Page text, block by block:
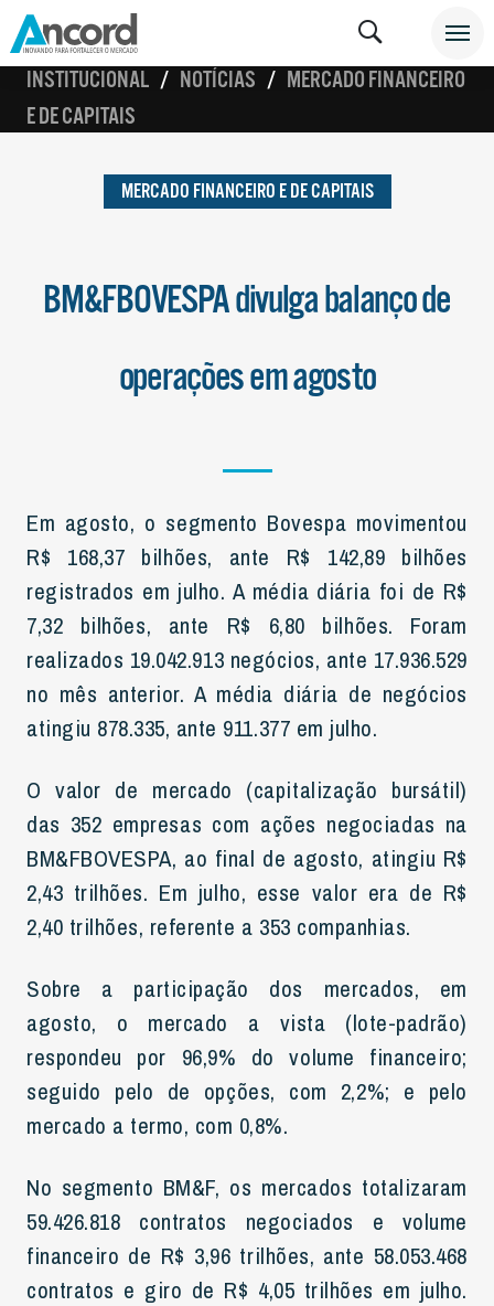
INSTITUCIONAL NOTÍCIAS
MERCADO FINANCEIRO
E DE CAPITAIS
MERCADO FINANCEIRO E DE CAPITAIS
BM&FBOVESPA divulga balanço de
operações em agosto
Em agosto, o segmento Bovespa movimentou
R$ 168,37 bilhões, ante R$ 142,89 bilhões
registrados em julho. A média diária foi de R$
7,32 bilhões, ante R$ 6,80 bilhões. Foram
realizados 19.042.913 negócios, ante 17.936.529
no mês anterior. A média diária de negócios
atingiu 878.335, ante 911.377 em julho.
O valor de mercado (capitalização bursátil)
das 352 empresas com ações negociadas na
BM&FBOVESPA, ao final de agosto, atingiu R$
2,43 trilhões. Em julho, esse valor era de R$
2,40 trilhões, referente a 353 companhias.
Sobre a participação dos mercados, em
agosto, o mercado a vista (lote-padrão)
respondeu por 96,9% do volume financeiro;
seguido pelo de opções, com 2,2%; e pelo
mercado a termo, com 0,8%.
No segmento BM&F, os mercados totalizaram
59.426.818 contratos negociados e volume
financeiro de R$ 3,96 trilhões, ante 58.053.468
contratos e giro de R$ 4,05 trilhões em julho.